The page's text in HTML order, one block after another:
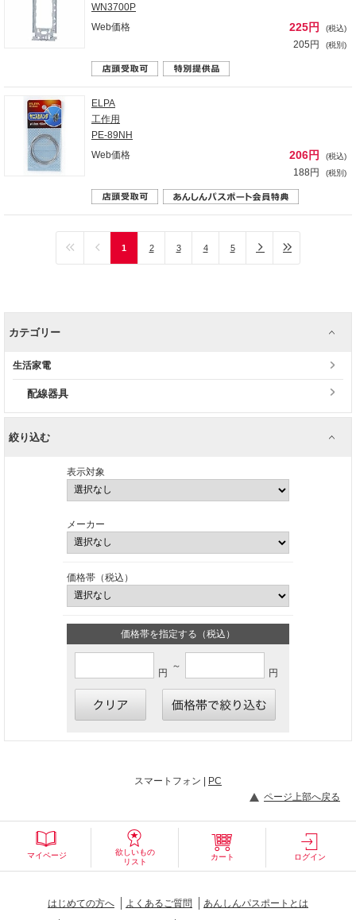
WN3700P
Web価格
225円 (税込)
205円 (税別)
ELPA
工作用
PE-89NH
Web価格
206円 (税込)
188円 (税別)
1 2 3 4 5
カテゴリー
生活家電
配線器具
絞り込む
表示対象
メーカー
価格帯（税込）
価格帯を指定する（税込）
円
～
円
スマートフォン | PC
ページ上部へ戻る
マイページ
欲しいもの
リスト
カート ログイン
はじめての方へ よくあるご質問
あんしんパスポートとは